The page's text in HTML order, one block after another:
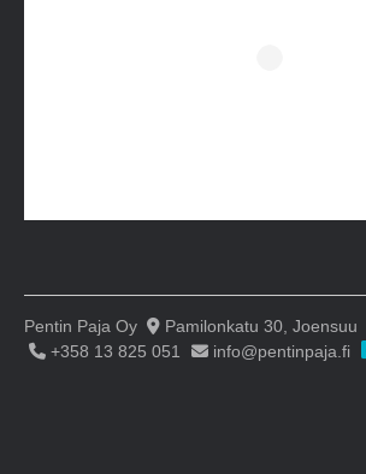
Pentin Paja Oy
Pamilonkatu 30, Joensuu
+358 13 825 051
info@pentinpaja.fi